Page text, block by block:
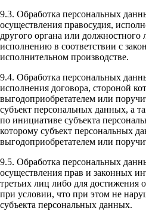
9.3. Обработка персональных
осуществления правосудия,
другого органа или
исполнению в соответствии с
исполнительном производстве.
9.4. Обработка персональных
исполнения договора, стороной
выгодоприобретателем или
субъект персональных данных, а
по инициативе субъекта
которому субъект персональных
выгодоприобретателем или
9.5. Обработка персональных
осуществления прав и законных
третьих лиц либо для достижения
при условии, что при этом не
субъекта персональных данных.